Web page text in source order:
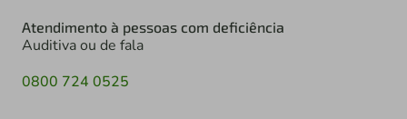
Atendimento à pessoas com deficiência
Auditiva ou de fala
0800 724 0525